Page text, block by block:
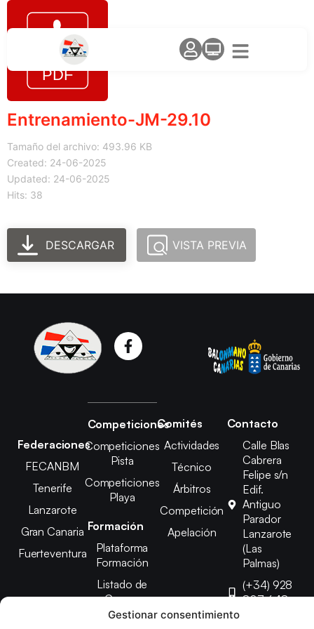
Gestionar consentimiento
Entrenamiento-JM-29.10
Tamaño del archivo: 493.96 KB
Created: 24-06-2025
Updated: 24-06-2025
Hits: 38
DESCARGAR VISTA PREVIA
Federaciones
FECANBM
Tenerife
Lanzarote
Gran Canaria
Fuerteventura
Competiciones
Competiciones
Pista
Competiciones
Playa
Formación
Plataforma
Formación
Listado de
Cursos
Comités
Actividades
Técnico
Árbitros
Competición
Apelación
Contacto
Calle Blas
Cabrera
Felipe s/n
Edif.
Antiguo
Parador
Lanzarote
(Las
Palmas)
(+34) 928
807 648